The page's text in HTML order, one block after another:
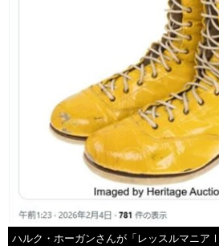
ハルク・ホーガンさんが「レッスルマニア